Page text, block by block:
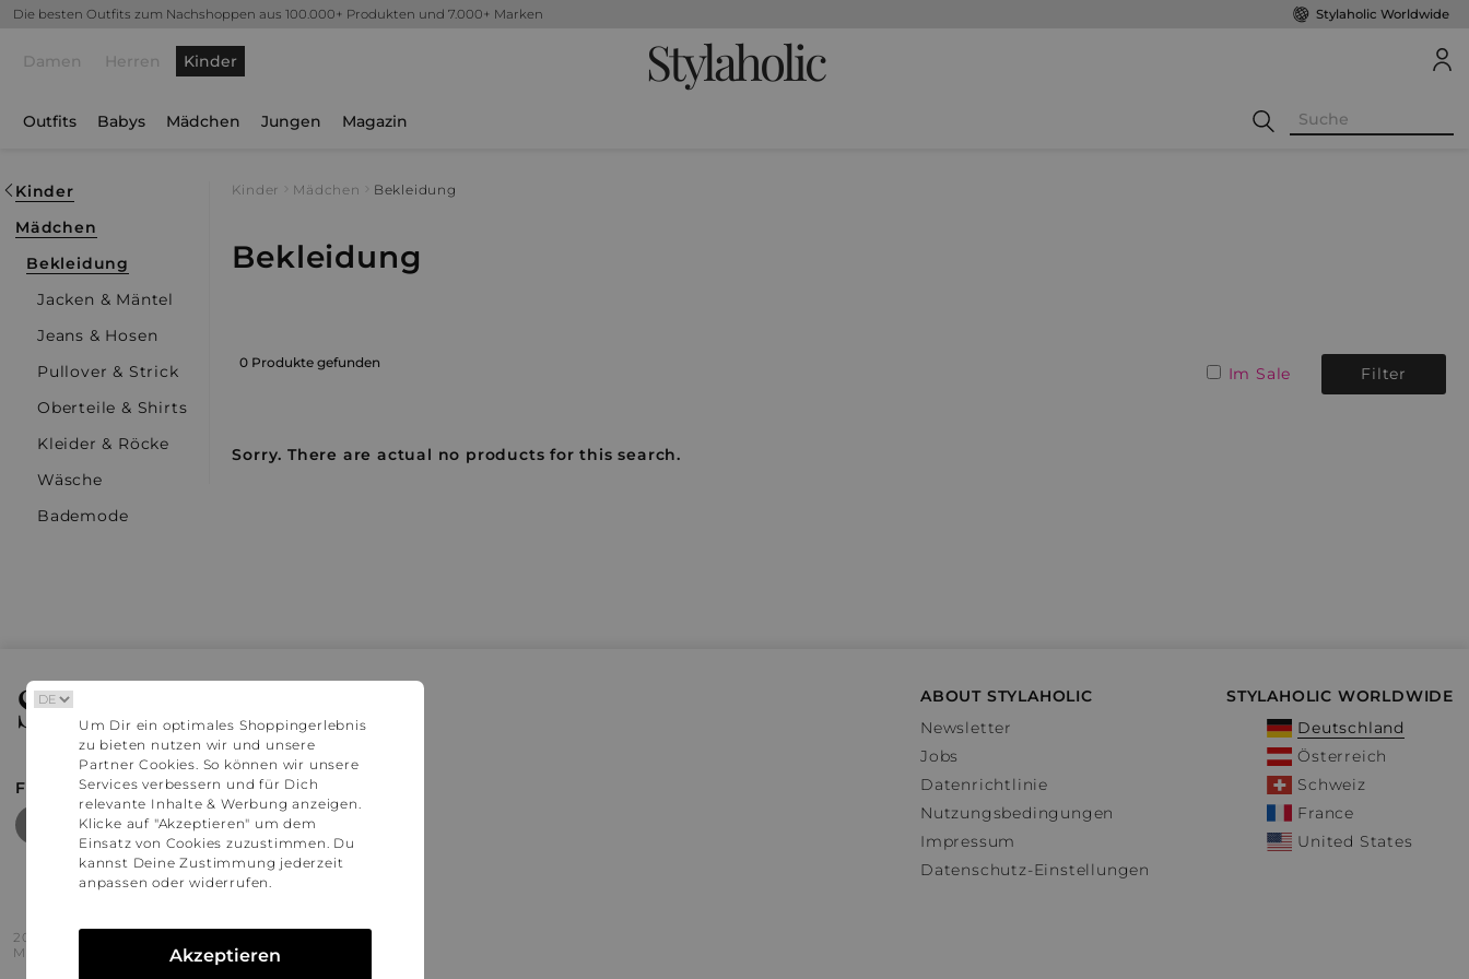
Die besten Outfits zum Nachshoppen aus 100.000+ Produkten und 7.000+ Marken Stylaholic Worldwide
Damen Herren Kinder Stylaholic
Outfits Babys Mädchen Jungen Magazin
Kinder
Mädchen
Bekleidung
Jacken & Mäntel
Jeans & Hosen
Pullover & Strick
Oberteile & Shirts
Kleider & Röcke
Wäsche
Bademode
Kinder Mädchen Bekleidung
Bekleidung
0 Produkte gefunden
Im Sale Filter
Sorry. There are actual no products for this search.
Stylaholic
FIND MORE INSPIRATION
ABOUT STYLAHOLIC
Newsletter
Jobs
Datenrichtlinie
Nutzungsbedingungen
Impressum
Datenschutz-Einstellungen
STYLAHOLIC WORLDWIDE
Deutschland
Österreich
Schweiz
France
United States
2016 - 2026 © Stylaholic.
Made for you with love in munich.
Um Dir ein optimales Shoppingerlebnis
zu bieten nutzen wir und unsere
Partner Cookies. So können wir unsere
Services verbessern und für Dich
relevante Inhalte & Werbung anzeigen.
Klicke auf "Akzeptieren" um dem
Einsatz von Cookies zuzustimmen. Du
kannst Deine Zustimmung jederzeit
anpassen oder widerrufen.
Akzeptieren